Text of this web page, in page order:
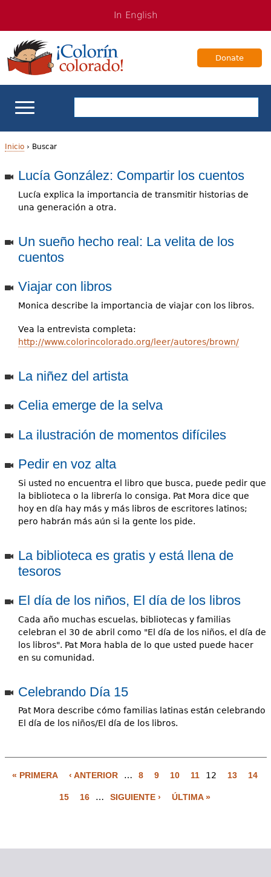
navigation
Content
In English
Donate
Enseñanza de los estudiantes bilingües
Para Familias
Libros & Autores
U
e
e
u
í
Inicio› Buscar
Lucía González: Compartir los cuentos
Lucía explica la importancia de transmitir historias de
una generación a otra.
Un sueño hecho real: La velita de los
cuentos
Viajar con libros
Monica describe la importancia de viajar con los libros.
Vea la entrevista completa:
http://www.colorincolorado.org/leer/autores/brown/
La niñez del artista
Celia emerge de la selva
La ilustración de momentos difíciles
Pedir en voz alta
Si usted no encuentra el libro que busca, puede pedir que
la biblioteca o la librería lo consiga. Pat Mora dice que
hoy en día hay más y más libros de escritores latinos;
pero habrán más aún si la gente los pide.
La biblioteca es gratis y está llena de
tesoros
El día de los niños, El día de los libros
Cada año muchas escuelas, bibliotecas y familias
celebran el 30 de abril como "El día de los niños, el día de
los libros". Pat Mora habla de lo que usted puede hacer
en su comunidad.
Celebrando Día 15
Pat Mora describe cómo familias latinas están celebrando
El día de los niños/El día de los libros.
i
« PRIMERA ‹ ANTERIOR … 8 9 10 11 12 13 14
15 16 … SIGUIENTE › ÚLTIMA »